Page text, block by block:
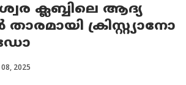
ക്ലബ്ബിലെ ആദ്യ
ക്രിസ്റ്റ്യാനോ
2025